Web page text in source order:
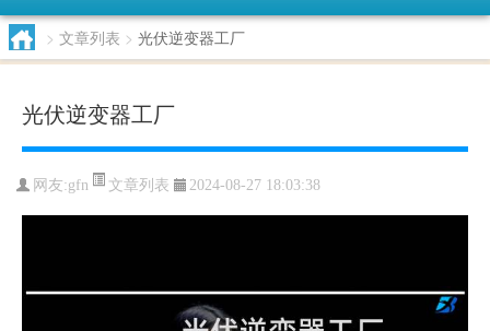
> 文章列表 > 光伏逆变器工厂
光伏逆变器工厂
网友:gfn 文章列表 2024-08-27 18:03:38